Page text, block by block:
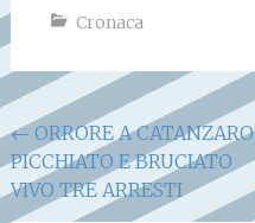
Cronaca
Navigazione
articoli
← ORRORE A CATANZARO
PICCHIATO E BRUCIATO
VIVO TRE ARRESTI